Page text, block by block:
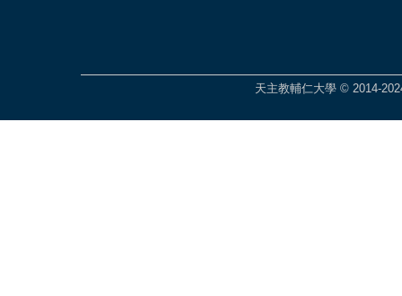
天主教輔仁大學 © 2014-